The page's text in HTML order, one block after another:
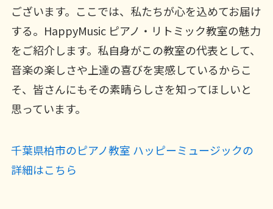
ございます。ここでは、私たちが心を込めてお届け
する。HappyMusic ピアノ・リトミック教室の魅力
をご紹介します。私自身がこの教室の代表として、
音楽の楽しさや上達の喜びを実感しているからこ
そ、皆さんにもその素晴らしさを知ってほしいと
思っています。
千葉県柏市のピアノ教室 ハッピーミュージックの
詳細はこちら